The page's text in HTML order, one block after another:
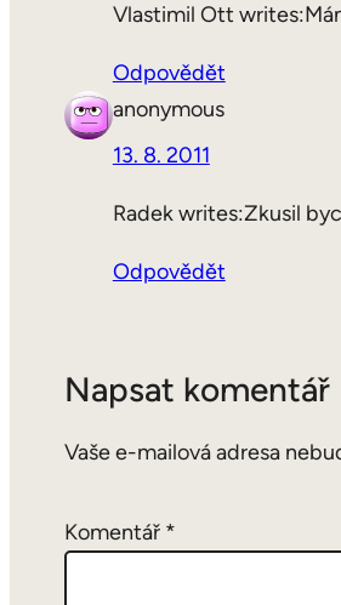
Vlastimil Ott
Odpovědět
anonymous
13. 8. 2011
Radek writes:Zkusil
Odpovědět
Napsat komentář
Vaše e-mailová adresa
Komentář *